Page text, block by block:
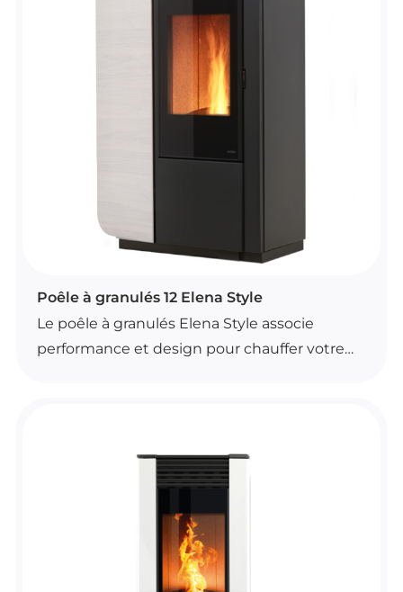
Son brasier autonettoyant facilite l’entretien
au quotidien, tandis que la possibilité de
commande avec un kit Wi-Fi en option
apporte plus de praticité. Elena est proposé
bordeaux et gris tourterelle.
Compatible avec le système Moby, il s’intègre
facilement à différents aménagements
POÊLES À GRANULÉS
Poêle à granulés 12 Elena Style
Le poêle à granulés Elena Style associe
performance et design pour chauffer votre
un confort d’utilisation au quotidien.
technologies intégrées facilitent l’entretien
et contribuent à une utilisation plus simple. Il
est également compatible avec un kit Wi-Fi